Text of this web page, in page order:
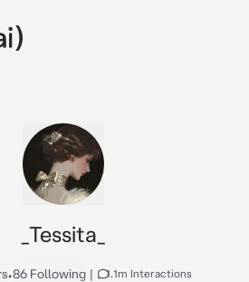
_Tessita_
•86 Following | 1.1m Interactions